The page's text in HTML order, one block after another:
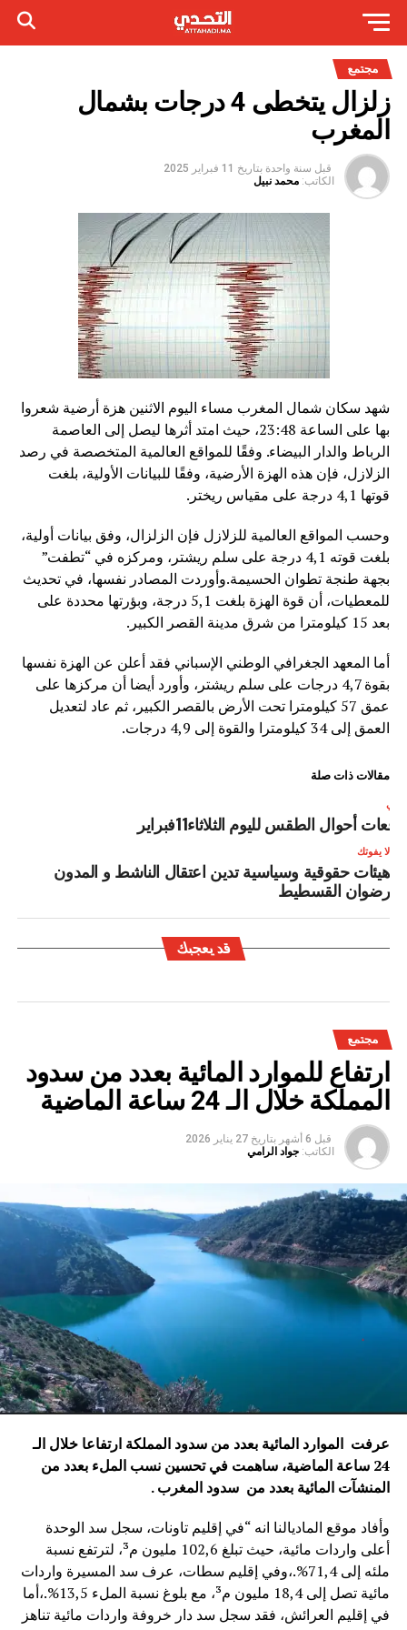
مجتمع
زلزال يتخطى 4 درجات بشمال
المغرب
قبل سنة واحدة بتاريخ 11 فبراير 2025
الكاتب: محمد نبيل
شهد سكان شمال المغرب مساء اليوم الاثنين هزة أرضية شعروا
بها على الساعة 23:48، حيث امتد أثرها ليصل إلى العاصمة
الرباط والدار البيضاء. وفقًا للمواقع العالمية المتخصصة في رصد
الزلازل، فإن هذه الهزة الأرضية، وفقًا للبيانات الأولية، بلغت
قوتها 4,1 درجة على مقياس ريختر.
وحسب المواقع العالمية للزلازل فإن الزلزال، وفق بيانات أولية،
بلغت قوته 4,1 درجة على سلم ريشتر، ومركزه في “تطفت”
بجهة طنجة تطوان الحسيمة.وأوردت المصادر نفسها، في تحديث
للمعطيات، أن قوة الهزة بلغت 5,1 درجة، وبؤرتها محددة على
بعد 15 كيلومترا من شرق مدينة القصر الكبير.
أما المعهد الجغرافي الوطني الإسباني فقد أعلن عن الهزة نفسها
بقوة 4,7 درجات على سلم ريشتر، وأورد أيضا أن مركزها على
عمق 57 كيلومترا تحت الأرض بالقصر الكبير، ثم عاد لتعديل
العمق إلى 34 كيلومترا والقوة إلى 4,9 درجات.
مقالات ذات صلة
أحوال الطقس لليوم الثلاثاء11فبراير
لا يفوتك
هيئات حقوقية وسياسية تدين اعتقال الناشط و المدون
رضوان القسطيط
قد يعجبك
مجتمع
ارتفاع للموارد المائية بعدد من سدود
المملكة خلال الـ 24 ساعة الماضية
قبل 6 أشهر بتاريخ 27 يناير 2026
الكاتب: جواد الرامي
عرفت الموارد المائية بعدد من سدود المملكة ارتفاعا خلال الـ
24 ساعة الماضية، ساهمت في تحسين نسب الملء بعدد من
المنشآت المائية بعدد من سدود المغرب .
وأفاد موقع الماديالنا انه “في إقليم تاونات، سجل سد الوحدة
أعلى واردات مائية، حيث تبلغ 102,6 مليون م³، لترتفع نسبة
ملئه إلى 71,4%.،وفي إقليم سطات، عرف سد المسيرة واردات
مائية تصل إلى 18,4 مليون م³، مع بلوغ نسبة الملء 13,5%.،أما
في إقليم العرائش، فقد سجل سد دار خروفة واردات مائية تناهز